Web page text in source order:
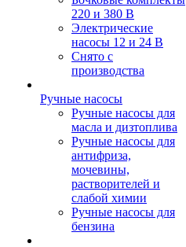
220 и 380 В
Электрические
насосы 12 и 24 В
Снято с
производства
Ручные насосы
Ручные насосы для
масла и дизтоплива
Ручные насосы для
антифриза,
мочевины,
растворителей и
слабой химии
Ручные насосы для
бензина